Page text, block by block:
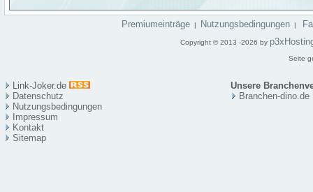
Premiumeinträge | Nutzungsbedingungen |
Copyright © 2013 -2026 by
Seite
Link-Joker.de
Unsere
Datenschutz
Nutzungsbedingungen
Impressum
Kontakt
Sitemap
Branchen-dino.de